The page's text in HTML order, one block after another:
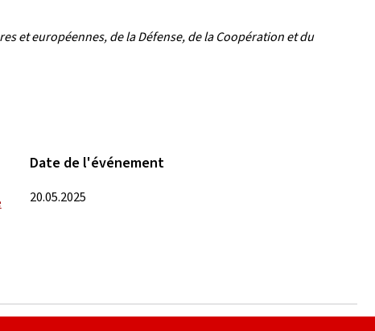
et européennes, de la Défense, de la Coopération et du
Date de l'événement
20.05.2025